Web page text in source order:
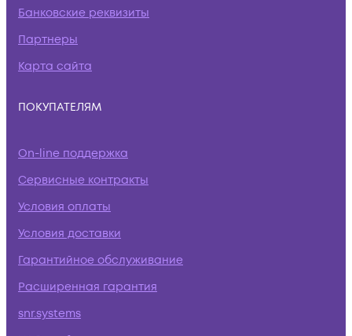
Банковские реквизиты
Партнеры
Карта сайта
ПОКУПАТЕЛЯМ
On-line поддержка
Сервисные контракты
Условия оплаты
Условия доставки
Гарантийное обслуживание
Расширенная гарантия
snr.systems